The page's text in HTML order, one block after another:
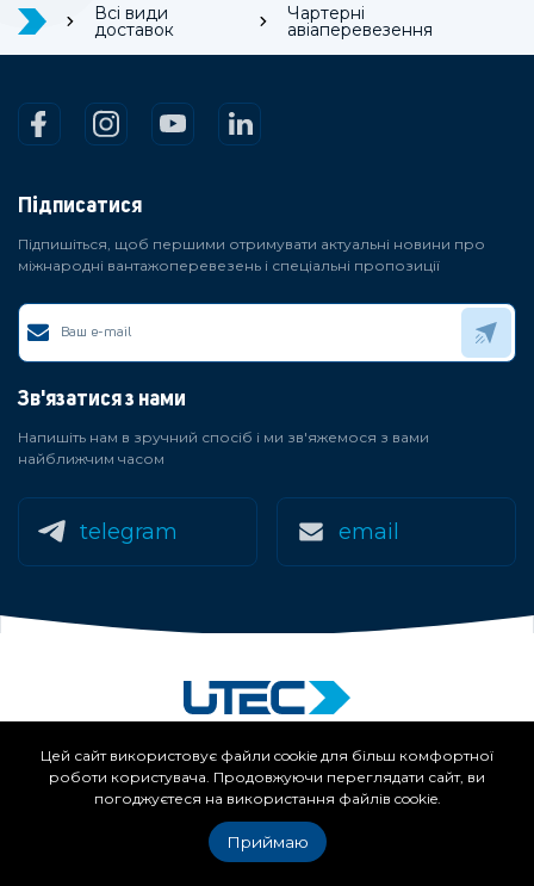
Всі види
доставок
Чартерні
авіаперевезення
Підписатися
Підпишіться, щоб першими отримувати актуальні новини про
міжнародні вантажоперевезень і спеціальні пропозиції
Зв'язатися з нами
Напишіть нам в зручний спосіб і ми зв'яжемося з вами
найближчим часом
telegram email
2007-2026 © UTEC.All rights reserved.
Членство в асоціаціях:
Цей сайт використовує файли cookie для більш комфортної
роботи користувача. Продовжуючи переглядати сайт, ви
погоджуєтеся на використання файлів cookie.
Приймаю